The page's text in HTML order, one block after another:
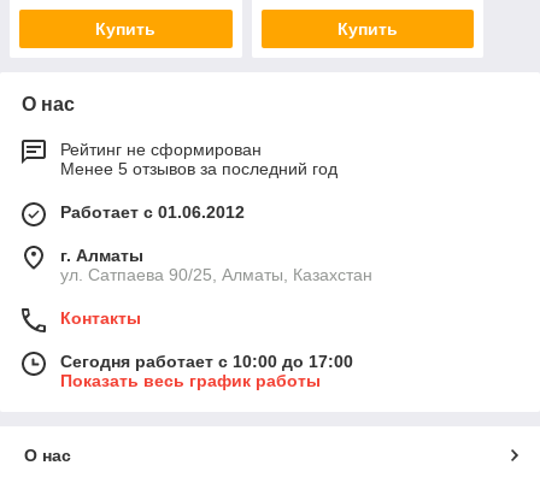
Купить Купить
О нас
Рейтинг не сформирован
Менее 5 отзывов за последний год
Работает с 01.06.2012
г. Алматы
ул. Сатпаева 90/25, Алматы, Казахстан
Контакты
Сегодня работает с 10:00 до 17:00
Показать весь график работы
О нас